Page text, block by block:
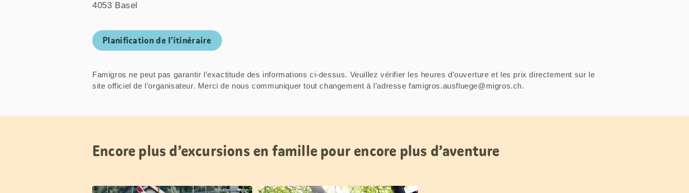
4053 Basel
Planification de l’itinéraire
Famigros ne peut pas garantir l’exactitude des informations ci-dessus. Veuillez vérifier les heures d’ouverture et les prix directement sur le
site officiel de l’organisateur. Merci de nous communiquer tout changement à l’adresse famigros.ausfluege@migros.ch.
Encore plus d’excursions en famille pour encore plus d’aventure